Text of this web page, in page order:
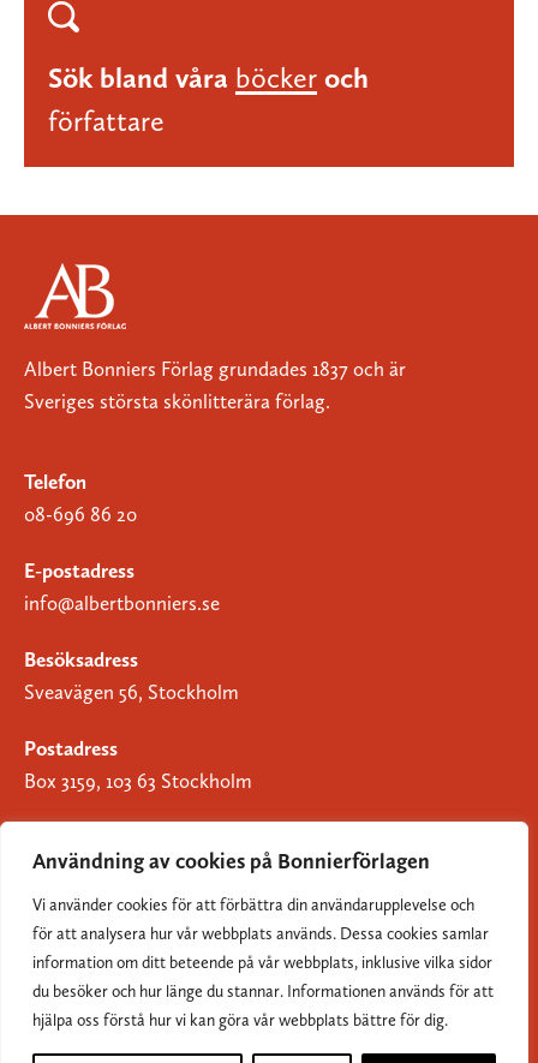
Användning av cookies på Bonnierförlagen
Vi använder cookies för att förbättra din användarupplevelse och
för att analysera hur vår webbplats används. Dessa cookies samlar
information om ditt beteende på vår webbplats, inklusive vilka sidor
du besöker och hur länge du stannar. Informationen används för att
hjälpa oss förstå hur vi kan göra vår webbplats bättre för dig.
Sök bland våra böcker och
författare
Albert Bonniers Förlag grundades 1837 och är
Sveriges största skönlitterära förlag.
Telefon
08-696 86 20
E-postadress
info@albertbonniers.se
Besöksadress
Sveavägen 56, Stockholm
Postadress
Box 3159, 103 63 Stockholm
Om Bonnierförlagen
Cookies
Integritetspolicy